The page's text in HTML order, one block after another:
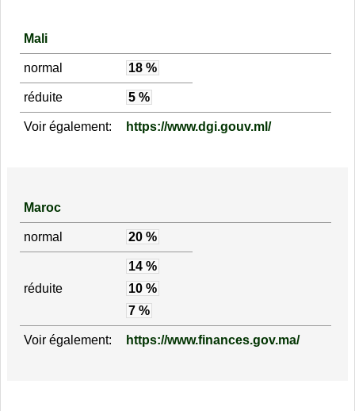
Mali
normal 18 %
réduite 5 %
Voir également: https://www.dgi.gouv.ml/
Maroc
normal 20 %
réduite
14 %
10 %
7 %
Voir également: https://www.finances.gov.ma/